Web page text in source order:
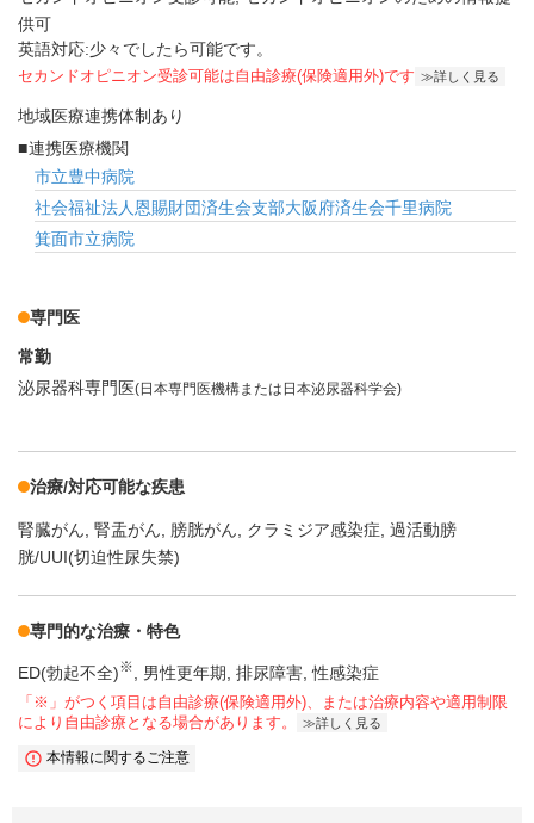
供可
英語対応:少々でしたら可能です。
セカンドオピニオン受診可能は自由診療(保険適用外)です 詳しく見る
地域医療連携体制あり
連携医療機関
市立豊中病院
社会福祉法人恩賜財団済生会支部大阪府済生会千里病院
箕面市立病院
専門医
常勤
泌尿器科専門医(日本専門医機構または日本泌尿器科学会)
治療/対応可能な疾患
腎臓がん 腎盂がん 膀胱がん クラミジア感染症 過活動膀
胱/UUI(切迫性尿失禁)
専門的な治療・特色
ED(勃起不全)※ 男性更年期 排尿障害 性感染症
「※」がつく項目は自由診療(保険適用外)、または治療内容や適用制限
により自由診療となる場合があります。
詳しく見る
本情報に関するご注意